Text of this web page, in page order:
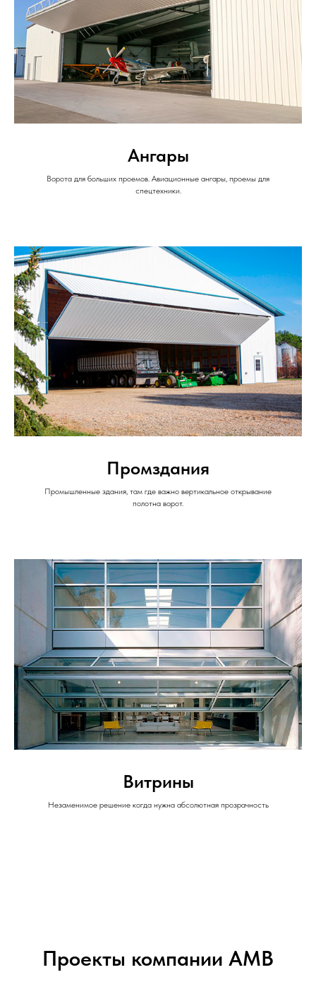
Ангары
Ворота для больших проемов. Авиационные ангары, проемы для
спецтехники.
Промздания
Промышленные здания, там где важно вертикальное открывание
полотна ворот.
Витрины
Незаменимое решение когда нужна абсолютная прозрачность
Проекты компании АМВ